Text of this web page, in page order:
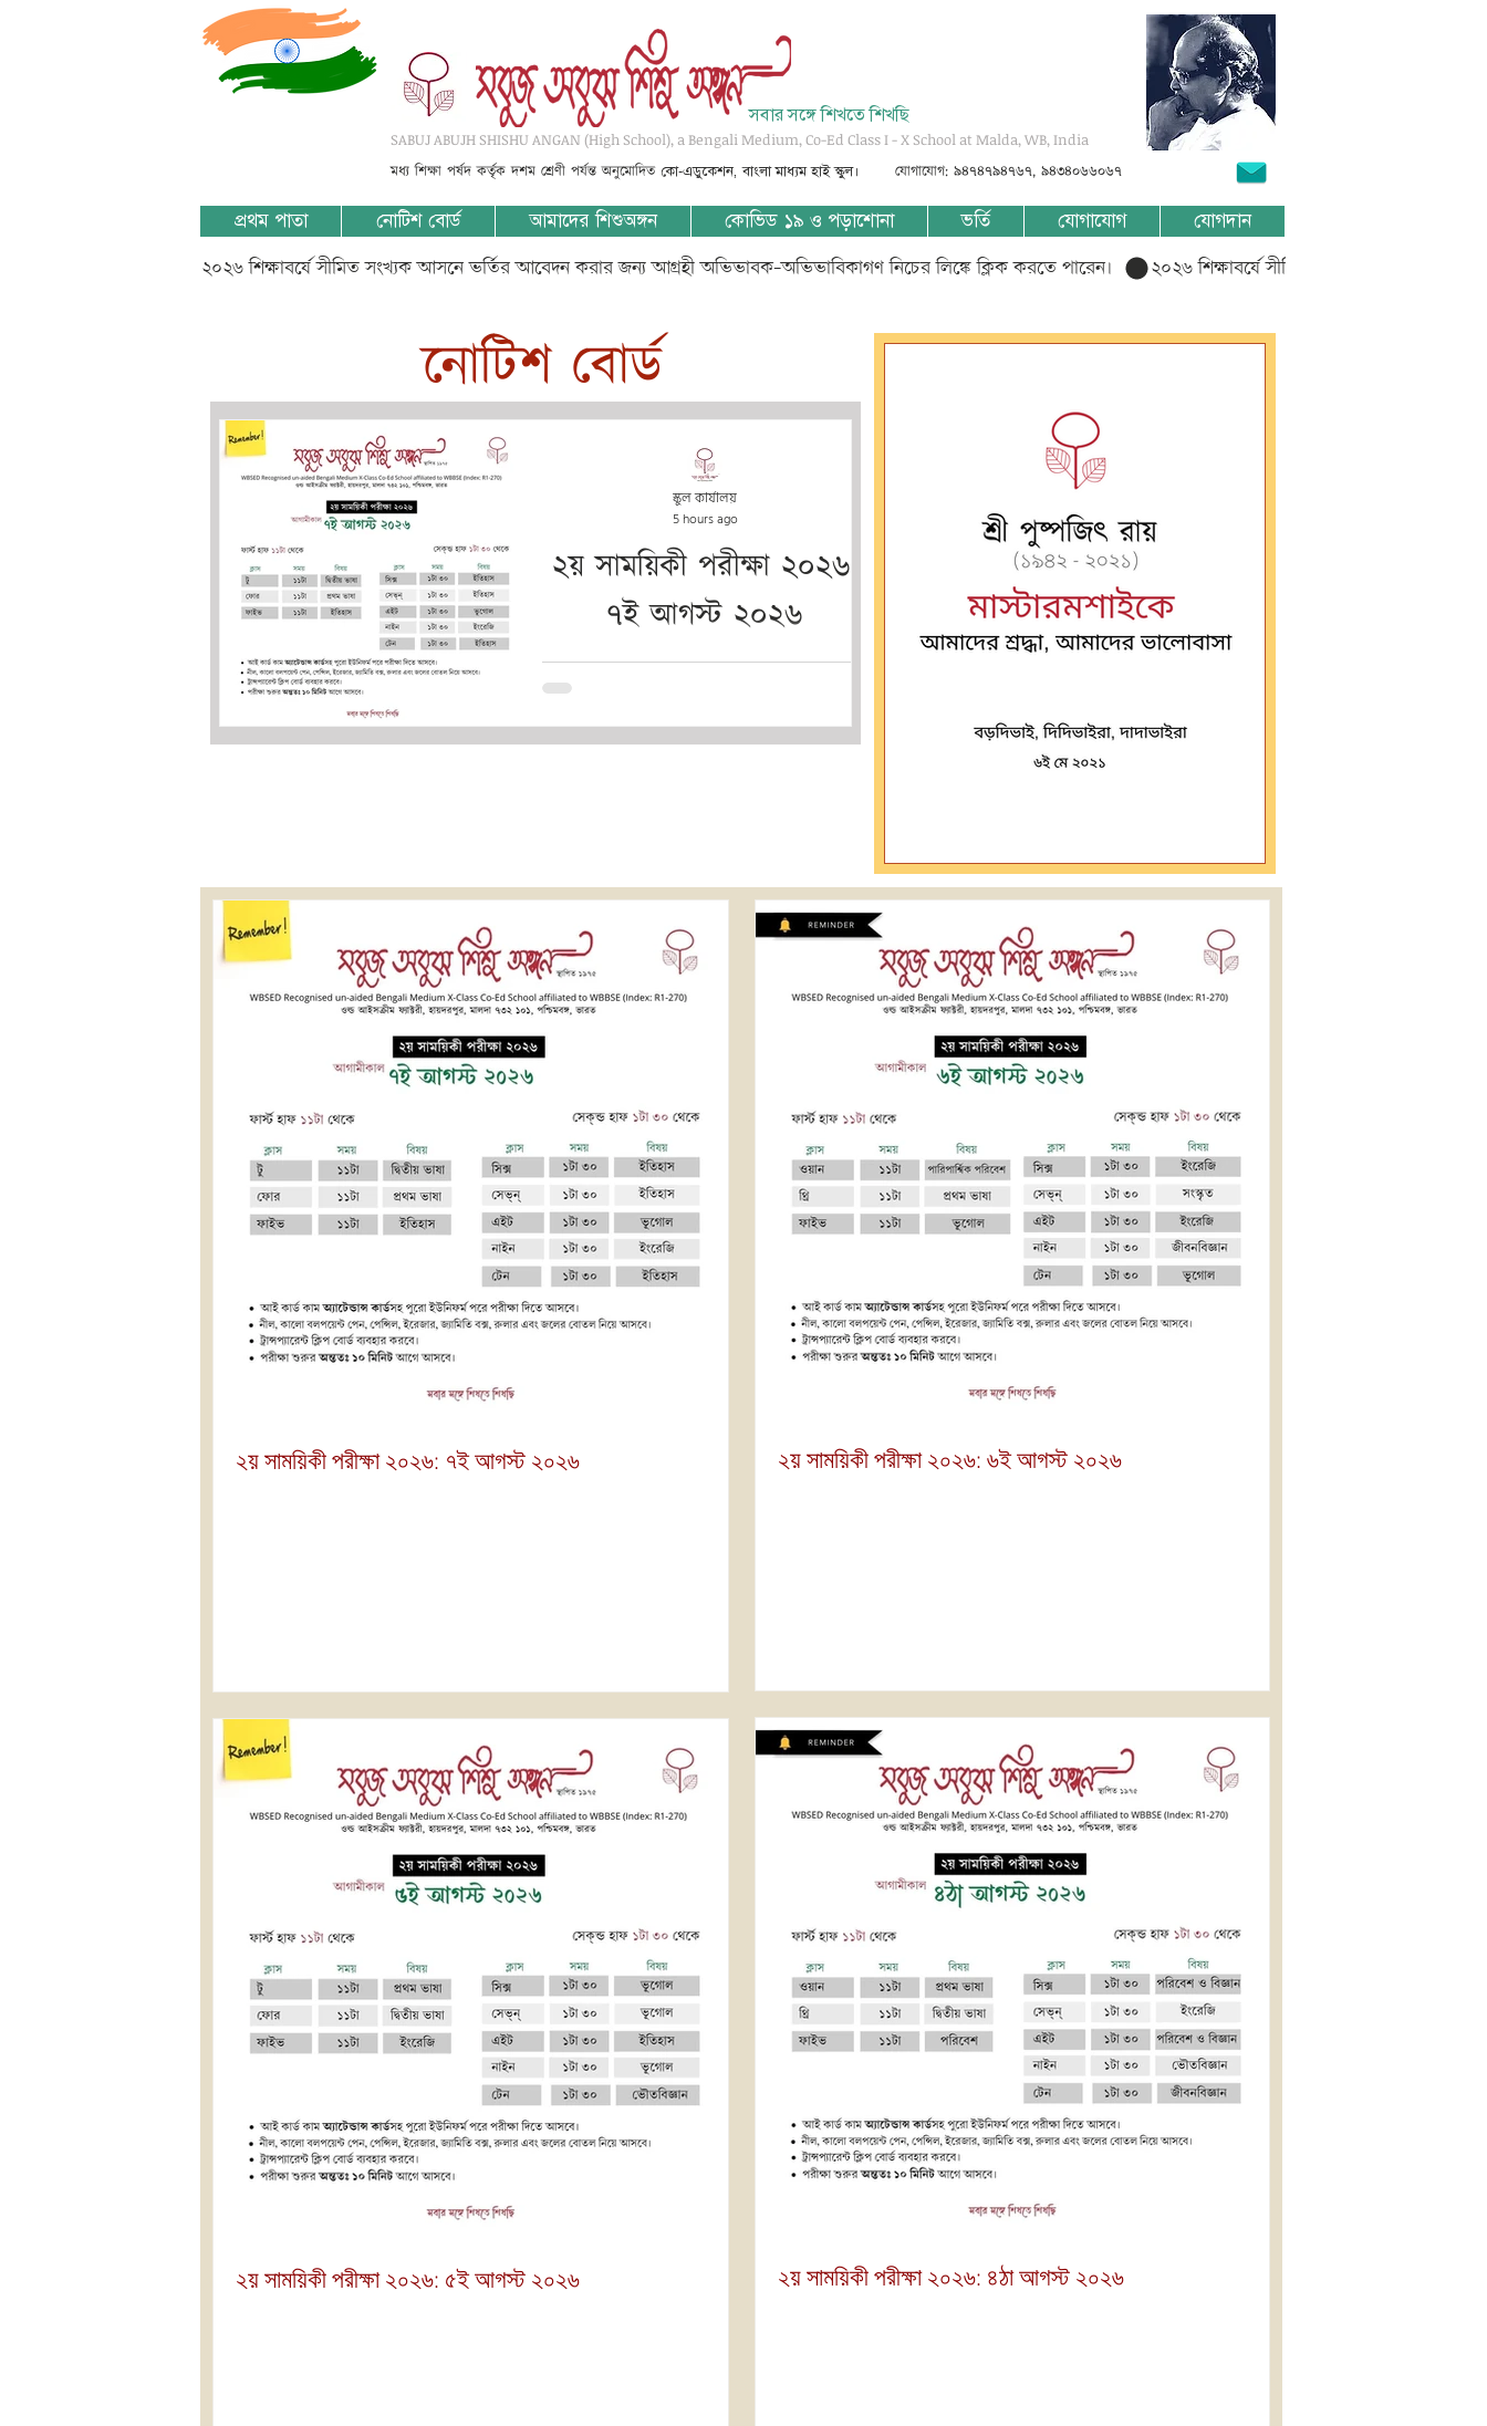
সবার সঙ্গে শিখতে শিখছি
SABUJ ABUJH SHISHU ANGAN (High School), a Bengali Medium, Co-Ed Class I - X School at Malda, WB, India
মধ্য শিক্ষা পর্ষদ কর্তৃক দশম শ্রেণী পর্যন্ত অনুমোদিত কো-এডুকেশন, বাংলা মাধ্যম হাই স্কুল। যোগাযোগ: ৯৪৭৪৭৯৪৭৬৭, ৯৪৩৪০৬৬০৬৭
প্রথম পাতা নোটিশ বোর্ড আমাদের শিশুঅঙ্গন কোভিড ১৯ ও পড়াশোনা ভর্তি যোগাযোগ যোগদান
২০২৬ শিক্ষাবর্ষে সীমিত সংখ্যক আসনে ভর্তির আবেদন করার জন্য আগ্রহী অভিভাবক-অভিভাবিকাগণ নিচের লিঙ্কে ক্লিক করতে পারেন।
​নোটিশ বোর্ড
২য় সাময়িকী পরীক্ষা ২০২৬:
৭ই আগস্ট ২০২৬
স্কুল কার্যালয়
5 hours ago
মাস্টারমশাইকে আমাদের শ্রদ্ধা, আমাদের ভালোবাসা
২য় সাময়িকী পরীক্ষা ২০২৬: ৭ই আগস্ট ২০২৬ ২য় সাময়িকী পরীক্ষা ২০২৬: ৬ই আগস্ট ২০২৬
২য় সাময়িকী পরীক্ষা ২০২৬: ৫ই আগস্ট ২০২৬ ২য় সাময়িকী পরীক্ষা ২০২৬: ৪ঠা আগস্ট ২০২৬